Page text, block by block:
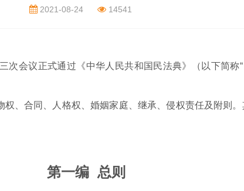
2021-08-24 14541
次会议正式通过《中华人民共和国民法典》（以下简称“
权、合同、人格权、婚姻家庭、继承、侵权责任及附则
第一编 总则